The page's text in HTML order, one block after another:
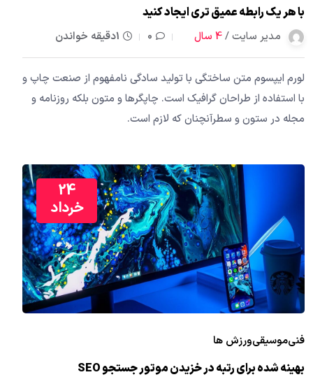
با هر یک رابطه عمیق تری ایجاد کنید
مدیر سایت /4 سال 0 1دقیقه خواندن
لورم ایپسوم متن ساختگی با تولید سادگی نامفهوم از صنعت چاپ و
با استفاده از طراحان گرافیک است. چاپگرها و متون بلکه روزنامه و
مجله در ستون و سطرآنچنان که لازم است.
24
خرداد
فنیموسیقیورزش ها
بهینه شده برای رتبه در خزیدن موتور جستجو SEO